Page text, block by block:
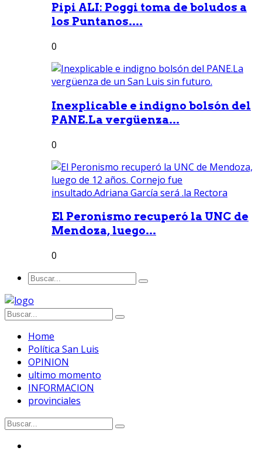
Pipi ALI: Poggi toma de boludos a
los Puntanos....
0
Inexplicable e indigno bolsón del
PANE.La vergüenza...
0
El Peronismo recuperó la UNC de
Mendoza, luego...
0
Home
Política San Luis
OPINION
ultimo momento
INFORMACION
provinciales